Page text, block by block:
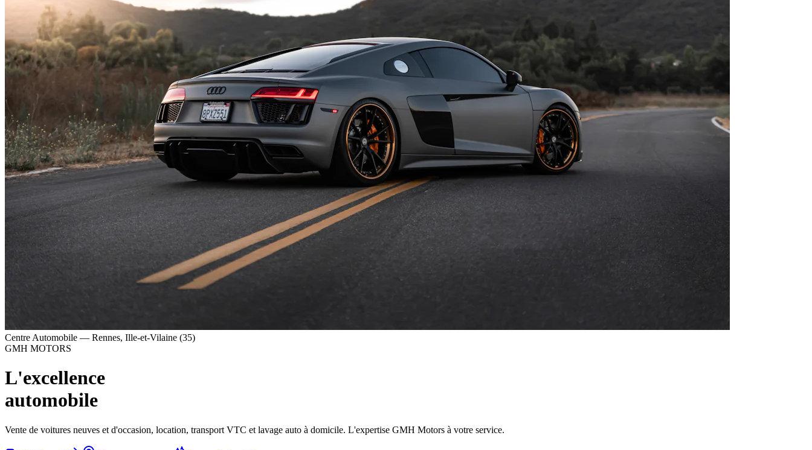
Centre Automobile — Rennes, Ille-et-Vilaine (35)
GMH MOTORS
L'excellence
automobile
Vente de voitures neuves et d'occasion, location, transport VTC et lavage auto à domicile. L'expertise GMH Motors à votre service.